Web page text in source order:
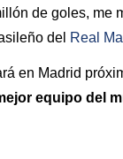
de goles, me
del Real
en Madrid
equipo del